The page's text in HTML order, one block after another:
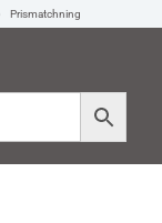
Prismatchning